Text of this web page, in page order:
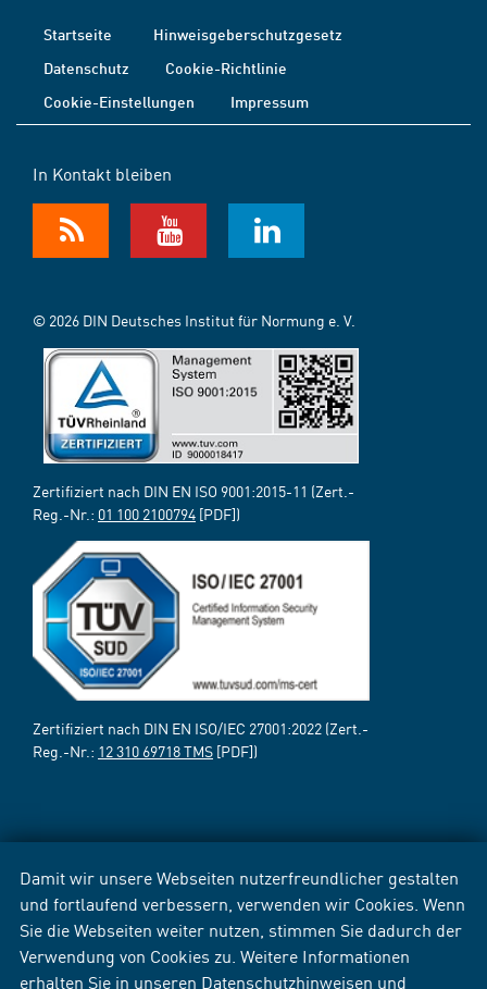
Damit wir unsere Webseiten nutzerfreundlicher gestalten
und fortlaufend verbessern, verwenden wir Cookies. Wenn
Sie die Webseiten weiter nutzen, stimmen Sie dadurch der
Verwendung von Cookies zu. Weitere Informationen
erhalten Sie in unseren Datenschutzhinweisen und
Startseite
Hinweisgeberschutzgesetz
Datenschutz
Cookie-Richtlinie
Cookie-Einstellungen
Impressum
In Kontakt bleiben
© 2026 DIN Deutsches Institut für Normung e. V.
Zertifiziert nach DIN EN ISO 9001:2015-11 (Zert.-
Reg.-Nr.: 01 100 2100794 [PDF])
Zertifiziert nach DIN EN ISO/IEC 27001:2022 (Zert.-
Reg.-Nr.: 12 310 69718 TMS [PDF])